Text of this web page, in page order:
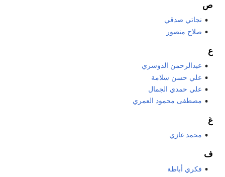
ص
نجاتي صدقي
صلاح منصور
ع
عبدالرحمن الدوسري
علي حسن سلامة
علي حمدي الجمال
مصطفى محمود العمري
غ
محمد غازي
ف
فكري أباظة